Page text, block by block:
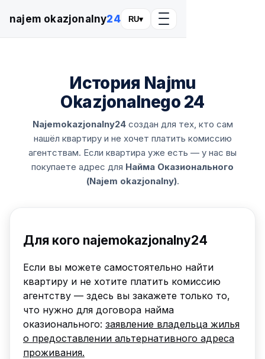
najem okazjonalny24 RU▾
История Najmu
Okazjonalnego 24
Najemokazjonalny24создан для тех, кто сам
нашёл квартиру и не хочет платить комиссию
агентствам. Если квартира уже есть — у нас вы
покупаете адрес для Найма Оказионального
(Najem okazjonalny).
Для кого najemokazjonalny24
Если вы можете самостоятельно найти
квартиру и не хотите платить комиссию
агентству — здесь вы закажете только то,
что нужно для договора найма
оказионального: заявление владельца жилья
о предоставлении альтернативного адреса
проживания.